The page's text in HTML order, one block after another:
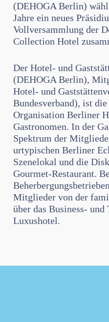
(DEHOGA Berlin)
Jahre ein neues
Vollversammlung der
Collection Hotel
Der Hotel- und
(DEHOGA Berlin),
Hotel- und
Bundesverband), ist
Organisation Berliner
Gastronomen. In der
Spektrum der
urtypischen Berliner
Szenelokal und die
Gourmet-Restaurant.
Mitglieder von der
über das Business-
Luxushotel.